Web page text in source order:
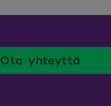
Ota yhteyttä